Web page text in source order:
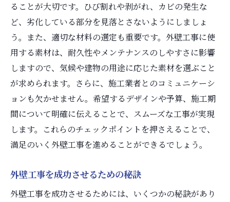
ることが大切です。ひび割れや剥がれ、カビの発生な
ど、劣化している部分を見落とさないようにしましょ
う。また、適切な材料の選定も重要です。外壁工事に使
用する素材は、耐久性やメンテナンスのしやすさに影響
しますので、気候や建物の用途に応じた素材を選ぶこと
が求められます。さらに、施工業者とのコミュニケーシ
ョンも欠かせません。希望するデザインや予算、施工期
間について明確に伝えることで、スムーズな工事が実現
します。これらのチェックポイントを押さえることで、
満足のいく外壁工事を進めることができるでしょう。
外壁工事を成功させるための秘訣
外壁工事を成功させるためには、いくつかの秘訣があり